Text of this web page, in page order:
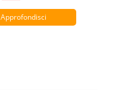
Approfondisci